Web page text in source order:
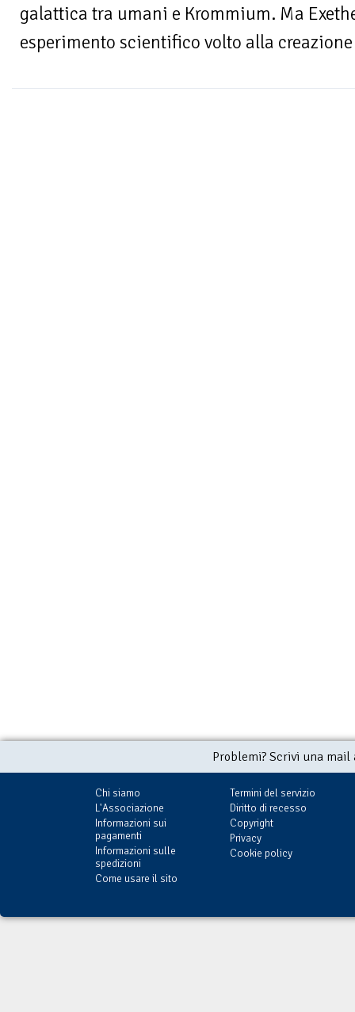
galattica tra umani e Krommium. Ma
esperimento scientifico volto alla creazione
Problemi? Scrivi una
Chi siamo
L'Associazione
Informazioni sui
pagamenti
Informazioni sulle
spedizioni
Come usare il sito
Termini del servizio
Diritto di recesso
Copyright
Privacy
Cookie policy